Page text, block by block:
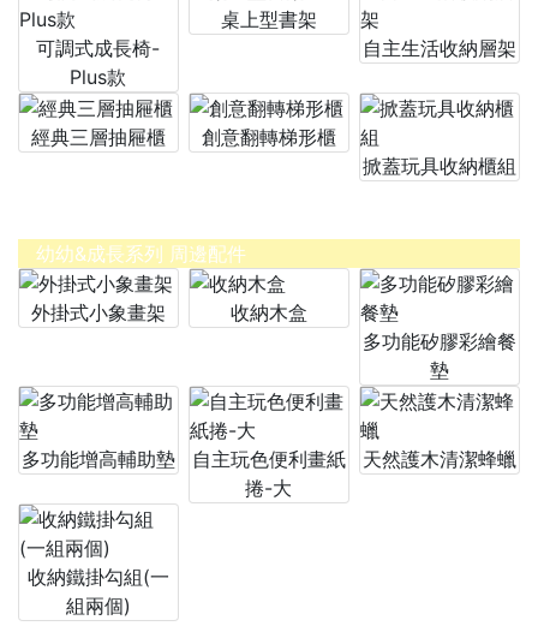
可調式成長椅-
Plus款
桌上型書架
自主生活收納層架
經典三層抽屜櫃
創意翻轉梯形櫃
掀蓋玩具收納櫃組
幼幼&成長系列 周邊配件
外掛式小象畫架
收納木盒
多功能矽膠彩繪餐
墊
多功能增高輔助墊
自主玩色便利畫紙
捲-大
天然護木清潔蜂蠟
收納鐵掛勾組(一
組兩個)